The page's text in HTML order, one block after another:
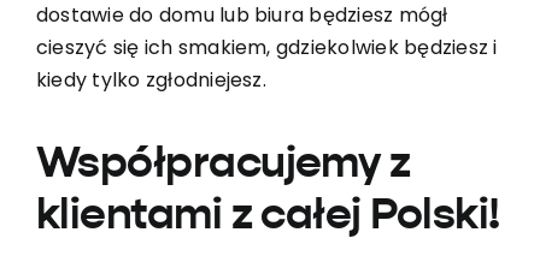
dostawie do domu lub biura będziesz mógł
cieszyć się ich smakiem, gdziekolwiek będziesz i
kiedy tylko zgłodniejesz.
Współpracujemy z
klientami z całej Polski!